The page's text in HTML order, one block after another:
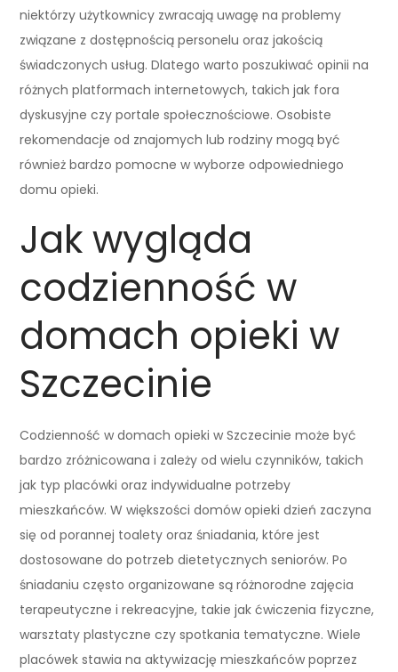
niektórzy użytkownicy zwracają uwagę na problemy
związane z dostępnością personelu oraz jakością
świadczonych usług. Dlatego warto poszukiwać opinii na
różnych platformach internetowych, takich jak fora
dyskusyjne czy portale społecznościowe. Osobiste
rekomendacje od znajomych lub rodziny mogą być
również bardzo pomocne w wyborze odpowiedniego
domu opieki.
Jak wygląda
codzienność w
domach opieki w
Szczecinie
Codzienność w domach opieki w Szczecinie może być
bardzo zróżnicowana i zależy od wielu czynników, takich
jak typ placówki oraz indywidualne potrzeby
mieszkańców. W większości domów opieki dzień zaczyna
się od porannej toalety oraz śniadania, które jest
dostosowane do potrzeb dietetycznych seniorów. Po
śniadaniu często organizowane są różnorodne zajęcia
terapeutyczne i rekreacyjne, takie jak ćwiczenia fizyczne,
warsztaty plastyczne czy spotkania tematyczne. Wiele
placówek stawia na aktywizację mieszkańców poprzez